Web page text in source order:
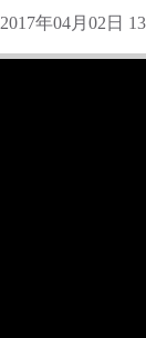
年04月02日